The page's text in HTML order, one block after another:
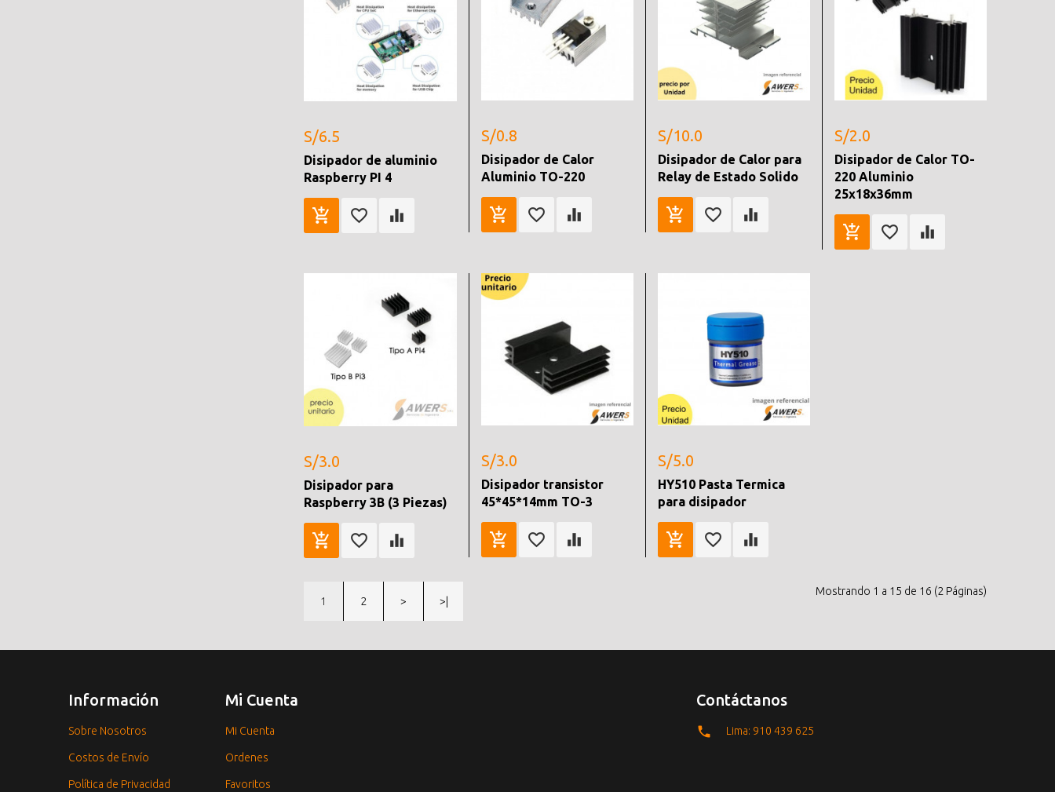
S/6.5
Disipador de aluminio
Raspberry PI 4
S/0.8
Disipador de Calor
Aluminio TO-220
S/10.0
Disipador de Calor para
Relay de Estado Solido
S/2.0
Disipador de Calor TO-
220 Aluminio
25x18x36mm
S/3.0
Disipador para
Raspberry 3B (3 Piezas)
S/3.0
Disipador transistor
45*45*14mm TO-3
S/5.0
HY510 Pasta Termica
para disipador
1 2 > >|
Mostrando 1 a 15 de 16 (2 Páginas)
Información
Sobre Nosotros
Costos de Envío
Política de Privacidad
Mi Cuenta
Mi Cuenta
Ordenes
Favoritos
Contáctanos
Lima: 910 439 625